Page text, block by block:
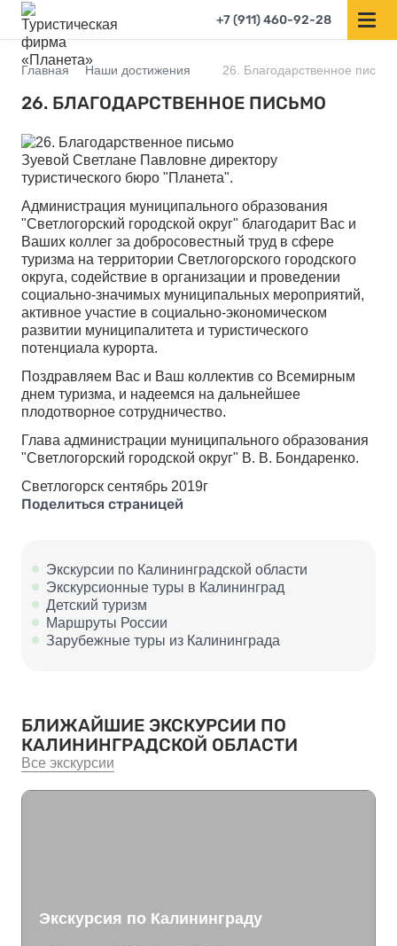
+7 (911) 460-92-28
Главная Наши достижения 26. Благодарственное письмо
26. БЛАГОДАРСТВЕННОЕ ПИСЬМО
Зуевой Светлане Павловне директору
туристического бюро "Планета".
Администрация муниципального образования
"Светлогорский городской округ" благодарит Вас и
Ваших коллег за добросовестный труд в сфере
туризма на территории Светлогорского городского
округа, содействие в организации и проведении
социально-значимых муниципальных мероприятий,
активное участие в социально-экономическом
развитии муниципалитета и туристического
потенциала курорта.
Поздравляем Вас и Ваш коллектив со Всемирным
днем туризма, и надеемся на дальнейшее
плодотворное сотрудничество.
Глава администрации муниципального образования
"Светлогорский городской округ" В. В. Бондаренко.
Светлогорск сентябрь 2019г
Экскурсии по Калининградской области
Экскурсионные туры в Калининград
Детский туризм
Маршруты России
Зарубежные туры из Калининграда
Поделиться страницей
БЛИЖАЙШИЕ ЭКСКУРСИИ ПО
КАЛИНИНГРАДСКОЙ ОБЛАСТИ
Все экскурсии
Экскурсия по Калининграду